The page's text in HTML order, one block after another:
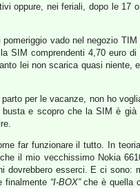
oppure, nei feriali, dopo le
vado nel negozio
SIM comprendenti 4,70 euro
lei non scarica quasi
per le vacanze, non ho
busta e scopro che la SIM è
far funzionare il tutto. In
il mio vecchissimo Nokia
dovrebbero esserci. E ci
finalmente “I-BOX”che è quella